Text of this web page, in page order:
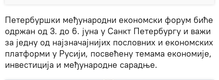
Петербуршки међународни економски форум биће
одржан од 3. до 6. јуна у Санкт Петербургу и важи
за једну од најзначајнијих пословних и економских
платформи у Русији, посвећену темама економије,
инвестиција и међународне сарадње.